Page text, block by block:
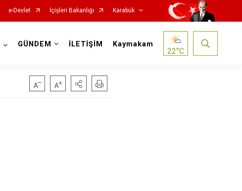
e-Devlet İçişleri Bakanlığı Karabük
GÜNDEM İLETİŞİM Kaymakam
22°C